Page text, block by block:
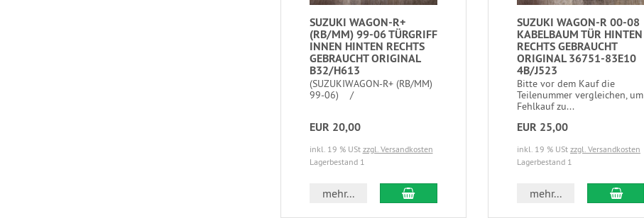
SUZUKI WAGON-R+
(RB/MM) 99-06 TÜRGRIFF
INNEN HINTEN RECHTS
GEBRAUCHT ORIGINAL
B32/H613
(SUZUKIWAGON-R+ (RB/MM)
99-06) /
EUR 20,00
inkl. 19 % USt zzgl. Versandkosten
Lagerbestand 1
mehr...
SUZUKI WAGON-R 00-08
KABELBAUM TÜR HINTEN
RECHTS GEBRAUCHT
ORIGINAL 36751-83E10
4B/J523
Bitte vor dem Kauf die
Teilenummer vergleichen, um
Fehlkauf zu...
EUR 25,00
inkl. 19 % USt zzgl. Versandkosten
Lagerbestand 1
mehr...